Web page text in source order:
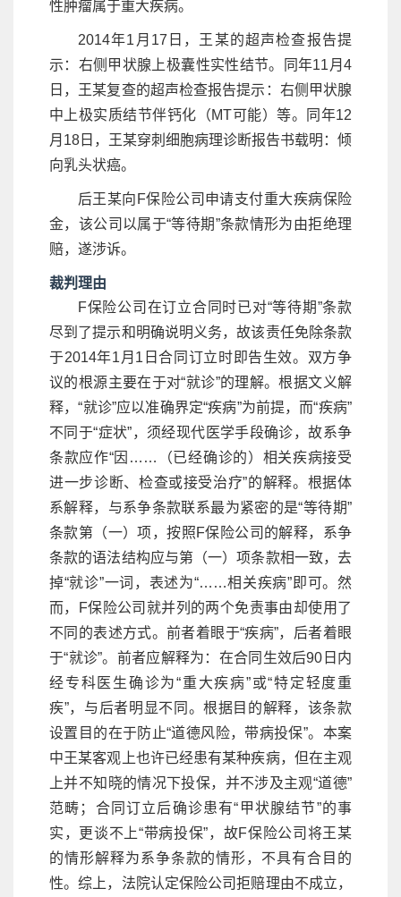
性肿瘤属于重大疾病。
2014年1月17日，王某的超声检查报告提
示：右侧甲状腺上极囊性实性结节。同年11月4
日，王某复查的超声检查报告提示：右侧甲状腺
中上极实质结节伴钙化（MT可能）等。同年12
月18日，王某穿刺细胞病理诊断报告书载明：倾
向乳头状癌。
后王某向F保险公司申请支付重大疾病保险
金，该公司以属于“等待期”条款情形为由拒绝理
赔，遂涉诉。
裁判理由
F保险公司在订立合同时已对“等待期”条款
尽到了提示和明确说明义务，故该责任免除条款
于2014年1月1日合同订立时即告生效。双方争
议的根源主要在于对“就诊”的理解。根据文义解
释，“就诊”应以准确界定“疾病”为前提，而“疾病”
不同于“症状”，须经现代医学手段确诊，故系争
条款应作“因……（已经确诊的）相关疾病接受
进一步诊断、检查或接受治疗”的解释。根据体
系解释，与系争条款联系最为紧密的是“等待期”
条款第（一）项，按照F保险公司的解释，系争
条款的语法结构应与第（一）项条款相一致，去
掉“就诊”一词，表述为“……相关疾病”即可。然
而，F保险公司就并列的两个免责事由却使用了
不同的表述方式。前者着眼于“疾病”，后者着眼
于“就诊”。前者应解释为：在合同生效后90日内
经专科医生确诊为“重大疾病”或“特定轻度重
疾”，与后者明显不同。根据目的解释，该条款
设置目的在于防止“道德风险，带病投保”。本案
中王某客观上也许已经患有某种疾病，但在主观
上并不知晓的情况下投保，并不涉及主观“道德”
范畴；合同订立后确诊患有“甲状腺结节”的事
实，更谈不上“带病投保”，故F保险公司将王某
的情形解释为系争条款的情形，不具有合目的
性。综上，法院认定保险公司拒赔理由不成立，